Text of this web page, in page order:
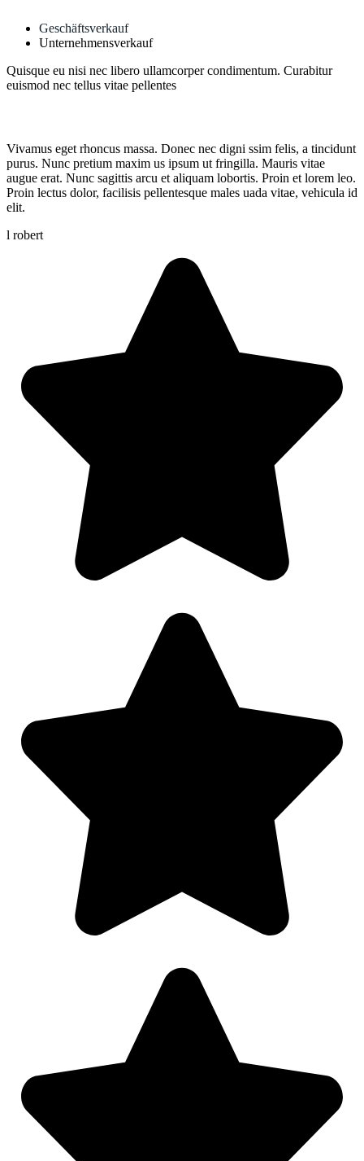
Geschäftsverkauf
Unternehmensverkauf
Quisque eu nisi nec libero ullamcorper condimentum. Curabitur
euismod nec tellus vitae pellentes
Vivamus eget rhoncus massa. Donec nec digni ssim felis, a tincidunt
purus. Nunc pretium maxim us ipsum ut fringilla. Mauris vitae
augue erat. Nunc sagittis arcu et aliquam lobortis. Proin et lorem leo.
Proin lectus dolor, facilisis pellentesque males uada vitae, vehicula id
elit.
l robert